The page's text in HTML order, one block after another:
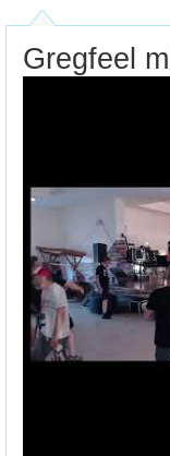
Gregfeel